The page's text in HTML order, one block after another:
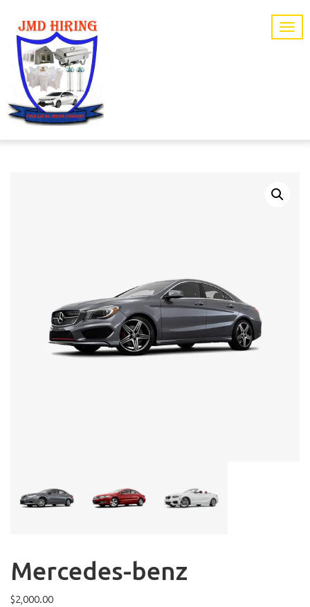
MERCEDES-BENZ
Mercedes-benz
$2,000.00